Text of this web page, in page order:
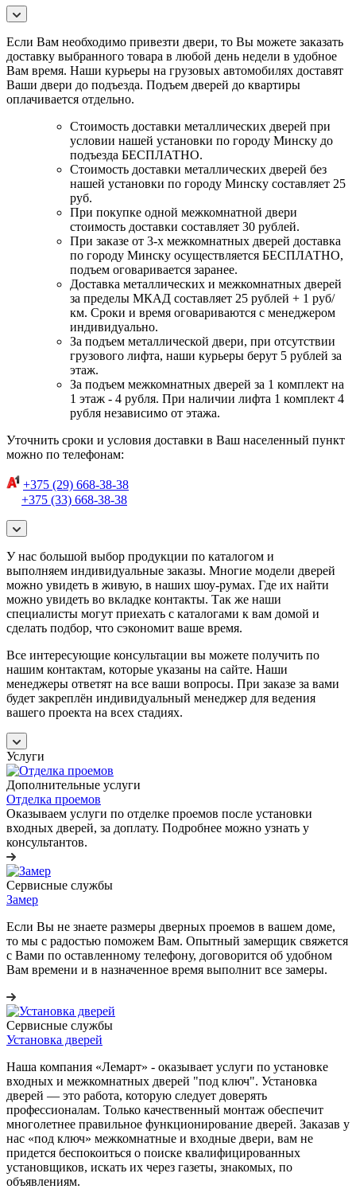
Если Вам необходимо привезти двери, то Вы можете заказать
доставку выбранного товара в любой день недели в удобное
Вам время. Наши курьеры на грузовых автомобилях доставят
Ваши двери до подъезда. Подъем дверей до квартиры
оплачивается отдельно.
Стоимость доставки металлических дверей при
условии нашей установки по городу Минску до
подъезда БЕСПЛАТНО.
Стоимость доставки металлических дверей без
нашей установки по городу Минску составляет 25
руб.
При покупке одной межкомнатной двери
стоимость доставки составляет 30 рублей.
При заказе от 3-х межкомнатных дверей доставка
по городу Минску осуществляется БЕСПЛАТНО,
подъем оговаривается заранее.
Доставка металлических и межкомнатных дверей
за пределы МКАД составляет 25 рублей + 1 руб/
км. Сроки и время оговариваются с менеджером
индивидуально.
За подъем металлической двери, при отсутствии
грузового лифта, наши курьеры берут 5 рублей за
этаж.
За подъем межкомнатных дверей за 1 комплект на
1 этаж - 4 рубля. При наличии лифта 1 комплект 4
рубля независимо от этажа.
Уточнить сроки и условия доставки в Ваш населенный пункт
можно по телефонам:
+375 (29) 668-38-38
+375 (33) 668-38-38
У нас большой выбор продукции по каталогом и
выполняем индивидуальные заказы. Многие модели дверей
можно увидеть в живую, в наших шоу-румах. Где их найти
можно увидеть во вкладке контакты. Так же наши
специалисты могут приехать с каталогами к вам домой и
сделать подбор, что сэкономит ваше время.
Все интересующие консультации вы можете получить по
нашим контактам, которые указаны на сайте. Наши
менеджеры ответят на все ваши вопросы. При заказе за вами
будет закреплён индивидуальный менеджер для ведения
вашего проекта на всех стадиях.
Услуги
Дополнительные услуги
Отделка проемов
Оказываем услуги по отделке проемов после установки
входных дверей, за доплату. Подробнее можно узнать у
консультантов.
Сервисные службы
Замер
Если Вы не знаете размеры дверных проемов в вашем доме,
то мы с радостью поможем Вам. Опытный замерщик свяжется
с Вами по оставленному телефону, договорится об удобном
Вам времени и в назначенное время выполнит все замеры.
Сервисные службы
Установка дверей
Наша компания «Лемарт» - оказывает услуги по установке
входных и межкомнатных дверей "под ключ". Установка
дверей — это работа, которую следует доверять
профессионалам. Только качественный монтаж обеспечит
многолетнее правильное функционирование дверей. Заказав у
нас «под ключ» межкомнатные и входные двери, вам не
придется беспокоиться о поиске квалифицированных
установщиков, искать их через газеты, знакомых, по
объявлениям.